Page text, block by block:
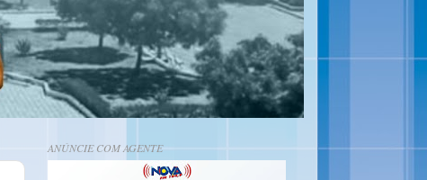
ANÚNCIE COM AGENTE